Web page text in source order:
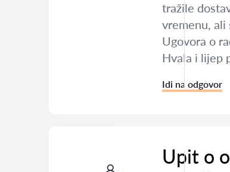
tražile
vremenu, ali
Ugovora o
Hvala i lijep
Idi na odgovor
Upit o